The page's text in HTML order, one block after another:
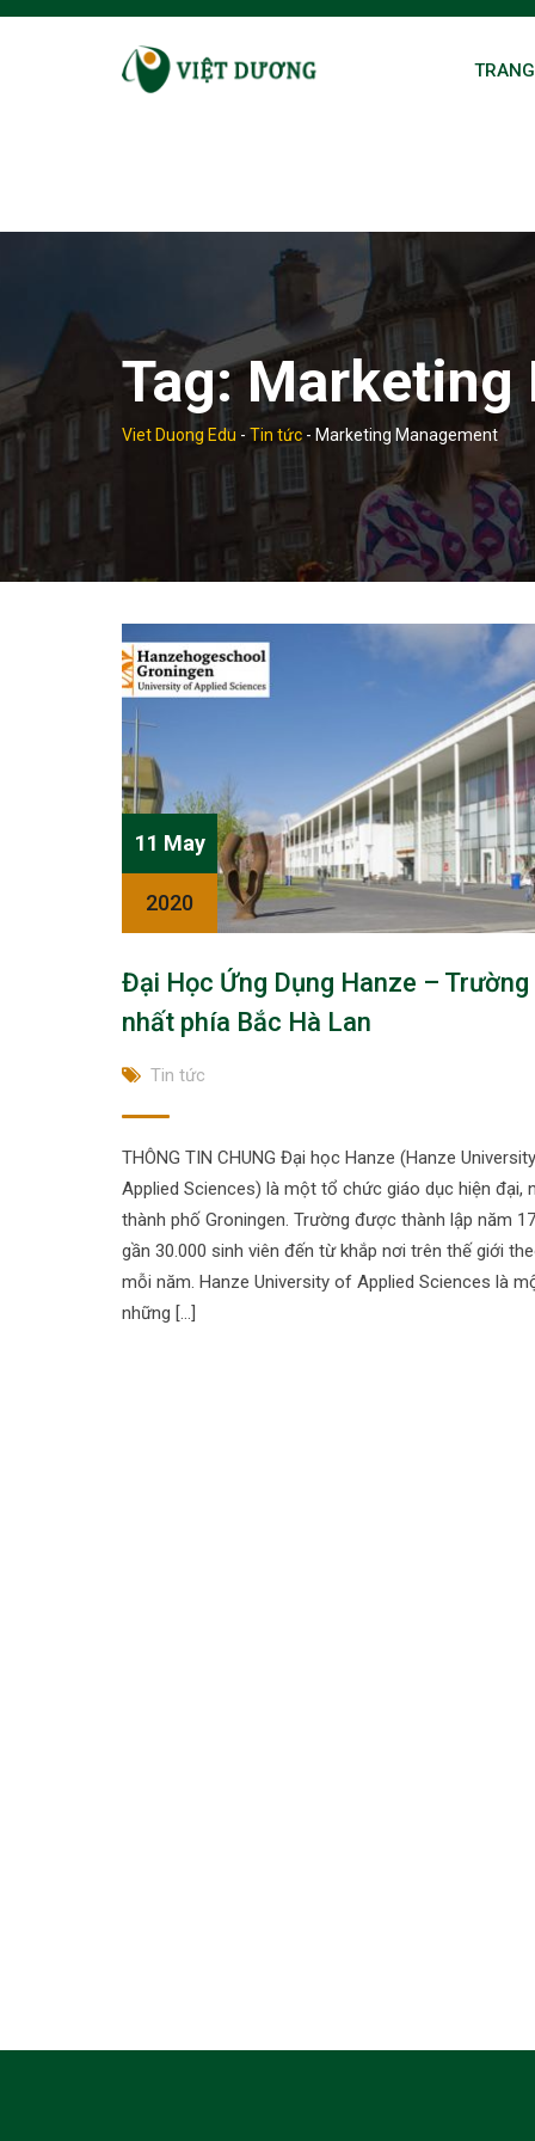
Skip
Tag:Marketing
Viet Duong Edu - Tin tức - Marketing Management
11 May
2020
Đại Học Ứng Dụng Hanze – Trường
nhất phía Bắc Hà Lan
Tin tức
THÔNG TIN CHUNG Đại học Hanze (Hanze
Applied Sciences) là một tổ chức giáo dục hiện đại,
thành phố Groningen. Trường được thành lập năm
gần 30.000 sinh viên đến từ khắp nơi trên thế giới
mỗi năm. Hanze University of Applied Sciences là
những […]